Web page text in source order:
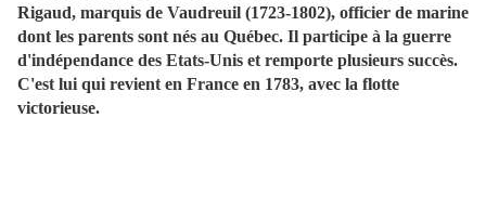
Rigaud, marquis de Vaudreuil (1723-1802), officier de marine
dont les parents sont nés au Québec. Il participe à la guerre
d'indépendance des Etats-Unis et remporte plusieurs succès.
C'est lui qui revient en France en 1783, avec la flotte
victorieuse.